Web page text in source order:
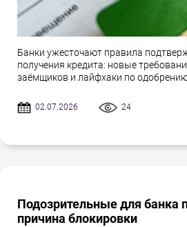
Банки ужесточают правила
получения кредита: новые
заёмщиков и лайфхаки по
02.07.2026 24
Подозрительные для банка
причина блокировки